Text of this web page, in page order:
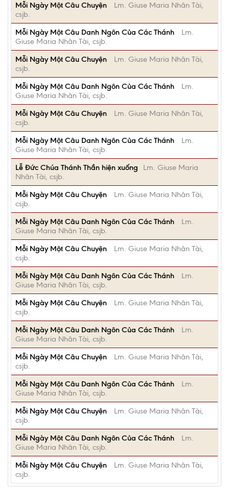
Mỗi Ngày Một Câu Chuyện
Lm. Giuse Maria Nhân Tài,
csjb.
Mỗi Ngày Một Câu Danh Ngôn Của Các Thánh
Lm.
Giuse Maria Nhân Tài, csjb.
Mỗi Ngày Một Câu Chuyện
Lm. Giuse Maria Nhân Tài,
csjb.
Mỗi Ngày Một Câu Danh Ngôn Của Các Thánh
Lm.
Giuse Maria Nhân Tài, csjb.
Mỗi Ngày Một Câu Chuyện
Lm. Giuse Maria Nhân Tài,
csjb.
Mỗi Ngày Một Câu Danh Ngôn Của Các Thánh
Lm.
Giuse Maria Nhân Tài, csjb.
Lễ Đức Chúa Thánh Thần hiện xuống
Lm. Giuse Maria
Nhân Tài, csjb.
Mỗi Ngày Một Câu Chuyện
Lm. Giuse Maria Nhân Tài,
csjb.
Mỗi Ngày Một Câu Danh Ngôn Của Các Thánh
Lm.
Giuse Maria Nhân Tài, csjb.
Mỗi Ngày Một Câu Chuyện
Lm. Giuse Maria Nhân Tài,
csjb.
Mỗi Ngày Một Câu Danh Ngôn Của Các Thánh
Lm.
Giuse Maria Nhân Tài, csjb.
Mỗi Ngày Một Câu Chuyện
Lm. Giuse Maria Nhân Tài,
csjb.
Mỗi Ngày Một Câu Danh Ngôn Của Các Thánh
Lm.
Giuse Maria Nhân Tài, csjb.
Mỗi Ngày Một Câu Chuyện
Lm. Giuse Maria Nhân Tài,
csjb.
Mỗi Ngày Một Câu Danh Ngôn Của Các Thánh
Lm.
Giuse Maria Nhân Tài, csjb.
Mỗi Ngày Một Câu Chuyện
Lm. Giuse Maria Nhân Tài,
csjb.
Mỗi Ngày Một Câu Danh Ngôn Của Các Thánh
Lm.
Giuse Maria Nhân Tài, csjb.
Mỗi Ngày Một Câu Chuyện
Lm. Giuse Maria Nhân Tài,
csjb.